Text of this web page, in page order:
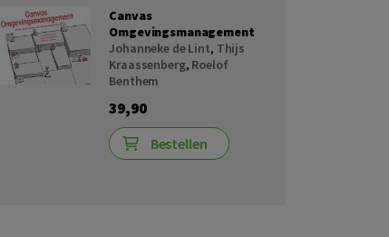
Canvas
Omgevingsmanagement
Johanneke de Lint, Thijs
Kraassenberg, Roelof
Benthem
39,90
Bestellen